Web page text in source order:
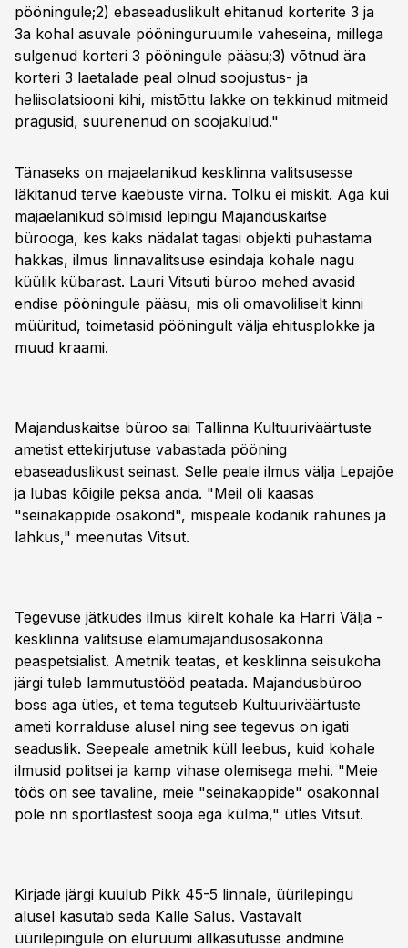
pööningule;2) ebaseaduslikult ehitanud korterite 3 ja
3a kohal asuvale pööninguruumile vaheseina, millega
sulgenud korteri 3 pööningule pääsu;3) võtnud ära
korteri 3 laetalade peal olnud soojustus- ja
heliisolatsiooni kihi, mistõttu lakke on tekkinud mitmeid
pragusid, suurenenud on soojakulud."
Tänaseks on majaelanikud kesklinna valitsusesse
läkitanud terve kaebuste virna. Tolku ei miskit. Aga kui
majaelanikud sõlmisid lepingu Majanduskaitse
bürooga, kes kaks nädalat tagasi objekti puhastama
hakkas, ilmus linnavalitsuse esindaja kohale nagu
küülik kübarast. Lauri Vitsuti büroo mehed avasid
endise pööningule pääsu, mis oli omavoliliselt kinni
müüritud, toimetasid pööningult välja ehitusplokke ja
muud kraami.
Majanduskaitse büroo sai Tallinna Kultuuriväärtuste
ametist ettekirjutuse vabastada pööning
ebaseaduslikust seinast. Selle peale ilmus välja Lepajõe
ja lubas kõigile peksa anda. "Meil oli kaasas
"seinakappide osakond", mispeale kodanik rahunes ja
lahkus," meenutas Vitsut.
Tegevuse jätkudes ilmus kiirelt kohale ka Harri Välja -
kesklinna valitsuse elamumajandusosakonna
peaspetsialist. Ametnik teatas, et kesklinna seisukoha
järgi tuleb lammutustööd peatada. Majandusbüroo
boss aga ütles, et tema tegutseb Kultuuriväärtuste
ameti korralduse alusel ning see tegevus on igati
seaduslik. Seepeale ametnik küll leebus, kuid kohale
ilmusid politsei ja kamp vihase olemisega mehi. "Meie
töös on see tavaline, meie "seinakappide" osakonnal
pole nn sportlastest sooja ega külma," ütles Vitsut.
Kirjade järgi kuulub Pikk 45-5 linnale, üürilepingu
alusel kasutab seda Kalle Salus. Vastavalt
üürilepingule on eluruumi allkasutusse andmine